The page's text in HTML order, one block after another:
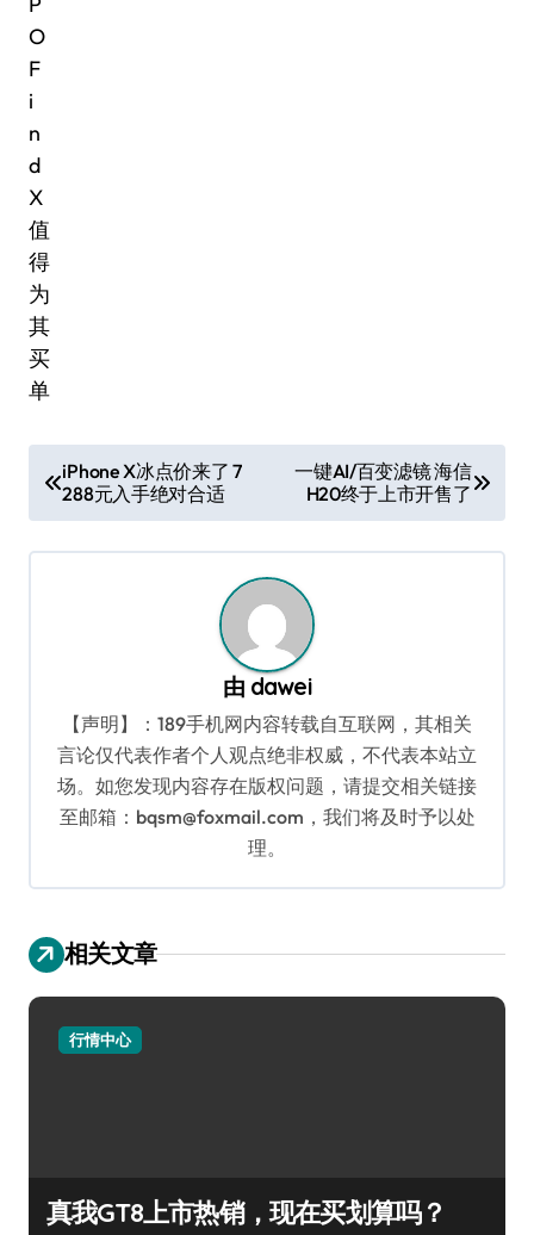
章
导
iPhone X冰点价来了 7
288元入手绝对合适
一键AI/百变滤镜 海信
H20终于上市开售了
由 dawei
【声明】：189手机网内容转载自互联网，其相关
言论仅代表作者个人观点绝非权威，不代表本站立
场。如您发现内容存在版权问题，请提交相关链接
至邮箱：bqsm@foxmail.com，我们将及时予以处
理。
相关文章
行情中心
真我GT8上市热销，现在买划算吗？